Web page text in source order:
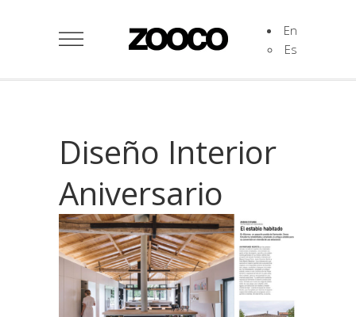
En
Es
Diseño Interior
Aniversario